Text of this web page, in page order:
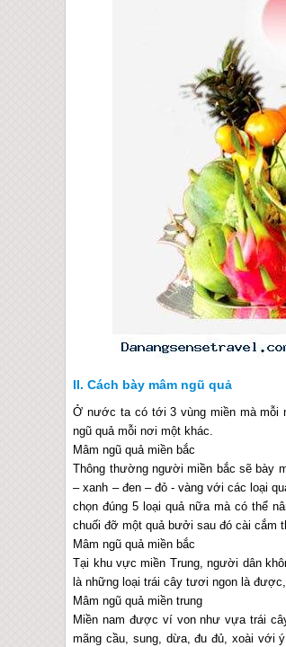
Cách bày mâm ngũ quả
Ở nước ta có tới 3 vùng miền mà mỗi
ngũ quả mỗi nơi một khác.
Mâm ngũ quả miền bắc
Thông thường người miền bắc sẽ bày
– xanh – đen – đỏ - vàng với các loại
chọn đúng 5 loại quả nữa mà có thể
chuối đỡ một quả bưởi sau đó cài cắm
Mâm ngũ quả miền bắc
Tại khu vực miền Trung, người dân
là những loại trái cây tươi ngon là
Mâm ngũ quả miền trung
Miền nam được ví von như vựa trái
mãng cầu, sung, dừa, đu đủ, xoài với